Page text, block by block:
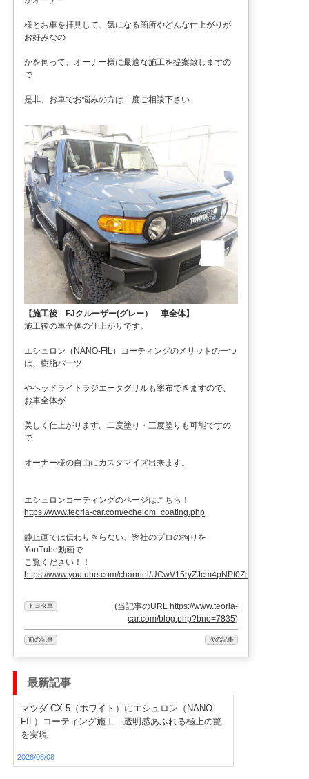
様とお車を拝見して、気になる箇所やどんな仕上がりが
お好みなの
かを伺って、オーナー様に最適な施工を提案致しますの
で
是非、お車でお悩みの方は一度ご相談下さい
【施工後 FJクルーザー(グレー） 車全体】
施工後の車全体の仕上がりです。
エシュロン（NANO-FIL）コーティングのメリットの一つ
は、樹脂パーツ
やヘッドライトラジエータグリルも塗布できますので、
お車全体が
美しく仕上がります。二度塗り・三度塗りも可能ですの
で
オーナー様の自由にカスタマイズ出来ます。
エシュロンコーティングのページはこちら！
https://www.teoria-car.com/echelom_coating.php
静止画では伝わりきらない、弊社のプロの拘りを
YouTube動画で
ご覧ください！！
https://www.youtube.com/channel/UCwV15ryZJcm4pNPf0ZhXu9g
トヨタ車 (当記事のURL https://www.teoria-
car.com/blog.php?bno=7835)
前の記事 次の記事
最新記事
マツダ CX-5（ホワイト）にエシュロン（NANO-
FIL）コーティング施工｜透明感あふれる極上の艶
を実現
2026/08/08